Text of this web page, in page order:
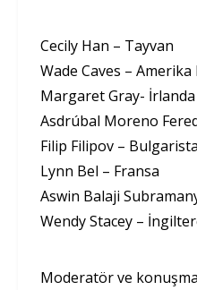
Cecily Han – Tayvan
Wade Caves –
Margaret Gray- İrlanda
Asdrúbal Moreno
Filip Filipov –
Lynn Bel – Fransa
Aswin Balaji
Wendy Stacey –
Moderatör ve